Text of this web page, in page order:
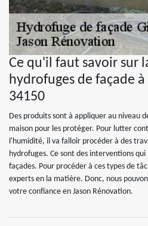
Ce qu'il faut savoir sur
hydrofuges de façade à
34150
Des produits sont à appliquer au niveau
maison pour les protéger. Pour lutter
l'humidité, il va falloir procéder à des
hydrofuges. Ce sont des interventions
façades. Pour procéder à ces types de
experts en la matière. Donc, nous
votre confiance en Jason Rénovation.